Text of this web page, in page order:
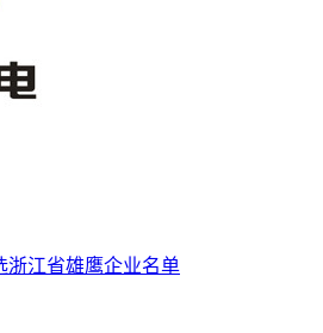
浙江省雄鹰企业名单